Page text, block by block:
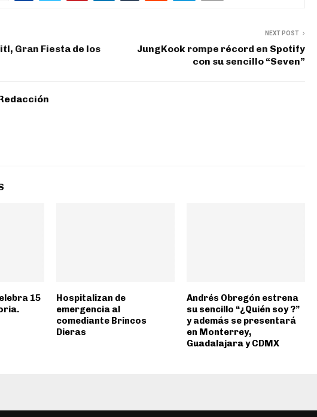
Gran Fiesta de los
NEXT POST
JungKook rompe récord en Spotify
con su sencillo “Seven”
15
Hospitalizan de
emergencia al
comediante Brincos
Dieras
Andrés Obregón estrena
su sencillo “¿Quién soy ?”
y además se presentará
en Monterrey,
Guadalajara y CDMX